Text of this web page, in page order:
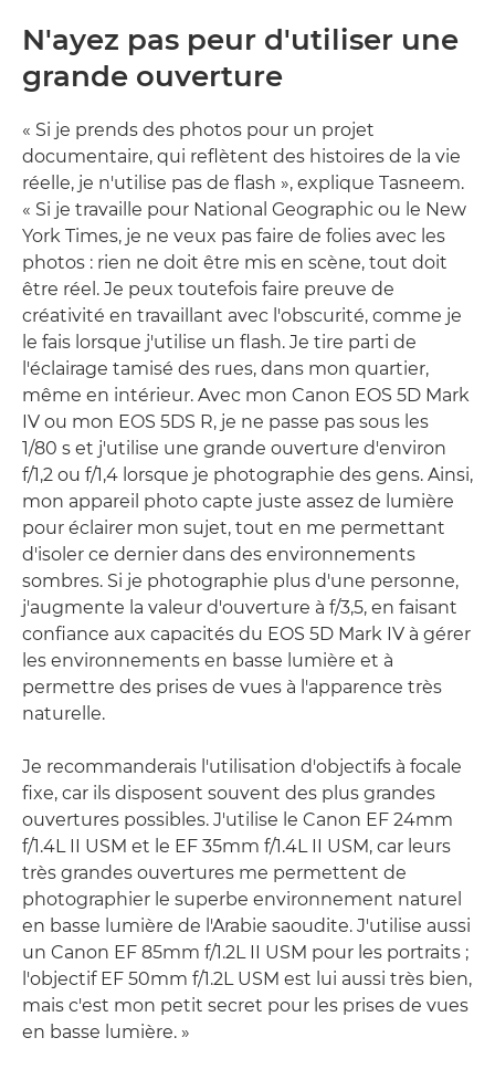
N'ayez pas peur d'utiliser une
grande ouverture
« Si je prends des photos pour un projet
documentaire, qui reflètent des histoires de la vie
réelle, je n'utilise pas de flash », explique Tasneem.
« Si je travaille pour National Geographic ou le New
York Times, je ne veux pas faire de folies avec les
photos : rien ne doit être mis en scène, tout doit
être réel. Je peux toutefois faire preuve de
créativité en travaillant avec l'obscurité, comme je
le fais lorsque j'utilise un flash. Je tire parti de
l'éclairage tamisé des rues, dans mon quartier,
même en intérieur. Avec mon Canon EOS 5D Mark
IV ou mon EOS 5DS R, je ne passe pas sous les
1/80 s et j'utilise une grande ouverture d'environ
f/1,2 ou f/1,4 lorsque je photographie des gens. Ainsi,
mon appareil photo capte juste assez de lumière
pour éclairer mon sujet, tout en me permettant
d'isoler ce dernier dans des environnements
sombres. Si je photographie plus d'une personne,
j'augmente la valeur d'ouverture à f/3,5, en faisant
confiance aux capacités du EOS 5D Mark IV à gérer
les environnements en basse lumière et à
permettre des prises de vues à l'apparence très
naturelle.
Je recommanderais l'utilisation d'objectifs à focale
fixe, car ils disposent souvent des plus grandes
ouvertures possibles. J'utilise le Canon EF 24mm
f/1.4L II USM et le EF 35mm f/1.4L II USM, car leurs
très grandes ouvertures me permettent de
photographier le superbe environnement naturel
en basse lumière de l'Arabie saoudite. J'utilise aussi
un Canon EF 85mm f/1.2L II USM pour les portraits ;
l'objectif EF 50mm f/1.2L USM est lui aussi très bien,
mais c'est mon petit secret pour les prises de vues
en basse lumière. »